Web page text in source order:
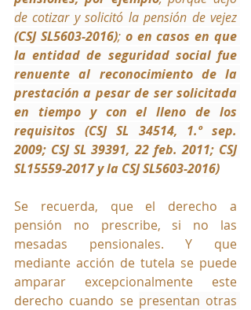
(CSJ SL5603-2016); o en casos en que
la entidad de seguridad social fue
renuente al reconocimiento de la
prestación a pesar de ser solicitada
en tiempo y con el lleno de los
requisitos
(CSJ SL 34514, 1.º sep.
2009; CSJ SL 39391, 22 feb. 2011; CSJ
SL15559-2017 y la CSJ SL5603-2016)
Se recuerda, que el derecho a
pensión no prescribe, si no las
mesadas pensionales. Y que
mediante acción de tutela se puede
amparar excepcionalmente este
derecho cuando se presentan otras